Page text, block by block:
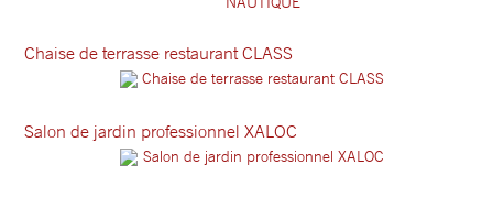
Chaise de terrasse restaurant CLASS
Salon de jardin professionnel XALOC